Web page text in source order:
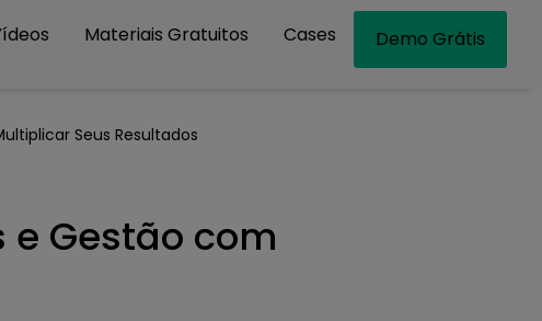
Materiais Gratuitos Cases Demo Grátis
Seus Resultados
Gestão com